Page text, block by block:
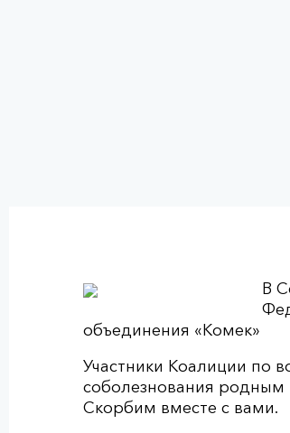
В
объединения «Комек»
Участники Коалиции по
соболезнования родным
Скорбим вместе с вами.